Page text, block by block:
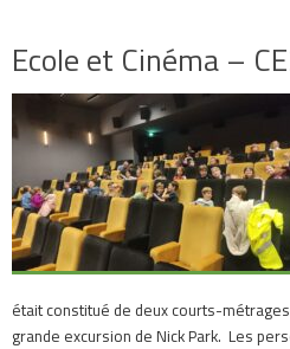
Ecole et Cinéma –
était constitué de deux courts-
grande excursion de Nick Park. Les